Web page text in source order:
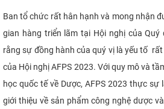
Ban tổ chức rất hân hạnh và mong nhận
gian hàng triển lãm tại Hội nghị của
rằng sự đồng hành của quý vị là yếu tố
của Hội nghị AFPS 2023. Với quy mô và
học quốc tế về Dược, AFPS 2023 thực sự
giới thiệu về sản phẩm công nghệ dược